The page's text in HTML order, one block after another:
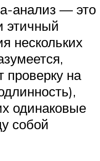
анализ — это
этичный
нескольких
проверку на
одинаковые
собой